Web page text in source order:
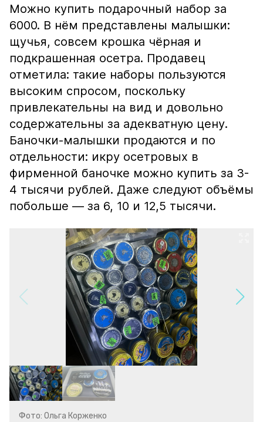
Можно купить подарочный набор за
6000. В нём представлены малышки:
щучья, совсем крошка чёрная и
подкрашенная осетра. Продавец
отметила: такие наборы пользуются
высоким спросом, поскольку
привлекательны на вид и довольно
содержательны за адекватную цену.
Баночки-малышки продаются и по
отдельности: икру осетровых в
фирменной баночке можно купить за 3-
4 тысячи рублей. Даже следуют объёмы
побольше — за 6, 10 и 12,5 тысячи.
Фото: Ольга Корженко